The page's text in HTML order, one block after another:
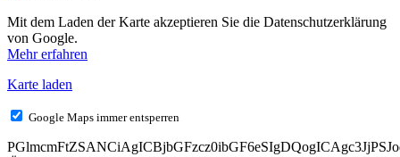
Mit dem Laden der Karte akzeptieren Sie die Datenschutzerklärung
von Google.
Mehr erfahren
Karte laden
Google Maps immer entsperren